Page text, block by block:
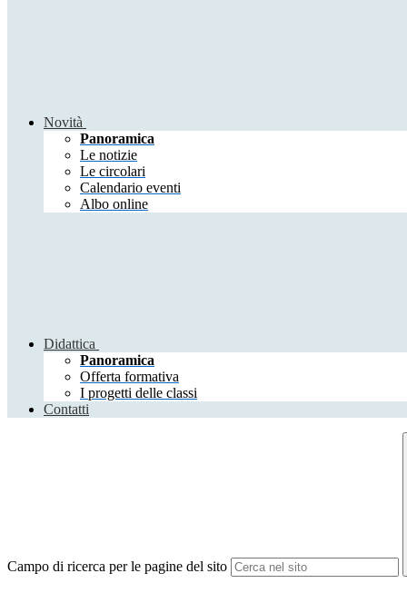
Novità
Panoramica
Le notizie
Le circolari
Calendario eventi
Albo online
Didattica
Panoramica
Offerta formativa
I progetti delle classi
Contatti
Campo di ricerca per le pagine del sito